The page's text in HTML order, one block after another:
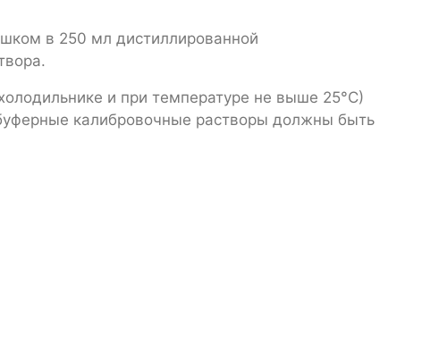
в 250 мл дистиллированной
и при температуре не выше 25°С)
калибровочные растворы должны быть